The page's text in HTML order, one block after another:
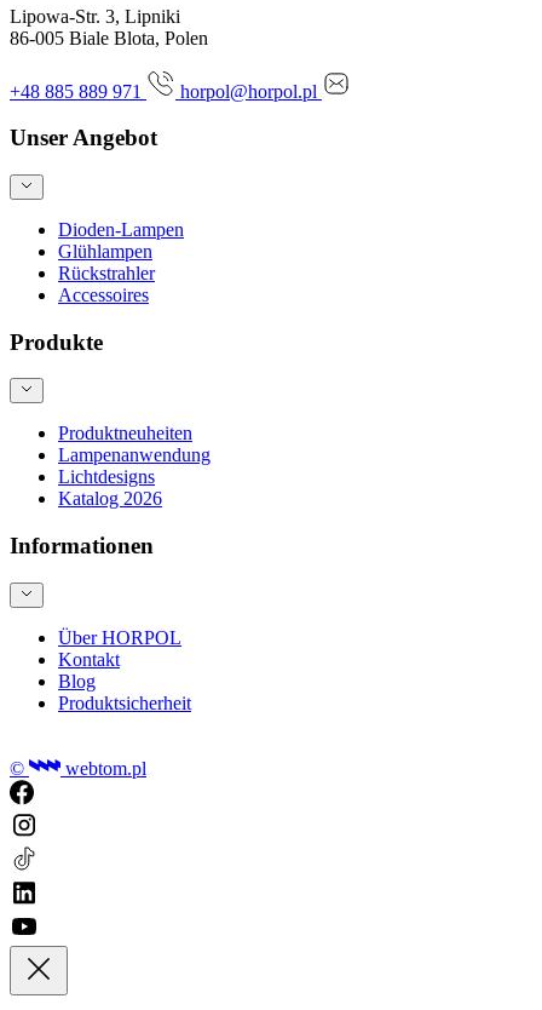
Lipowa-Str. 3, Lipniki
86-005 Biale Blota, Polen
+48 885 889 971 horpol@horpol.pl
Unser Angebot
Dioden-Lampen
Glühlampen
Rückstrahler
Accessoires
Produkte
Produktneuheiten
Lampenanwendung
Lichtdesigns
Katalog 2026
Informationen
Über HORPOL
Kontakt
Blog
Produktsicherheit
© webtom.pl